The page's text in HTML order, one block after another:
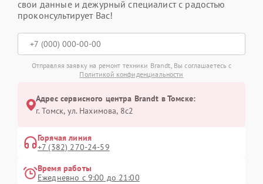
свои данные и дежурный специалист с радостью
проконсультирует Вас!
Отправляя заявку на ремонт техники Brandt, Вы соглашаетесь с
Политикой конфиденциальности
Адрес сервисного центра Brandt в Томске:
г. Томск, ул. Нахимова, 8с2
Горячая линия
+7 (382) 270-24-59
Время работы
Ежедневно с 9:00 до 21:00